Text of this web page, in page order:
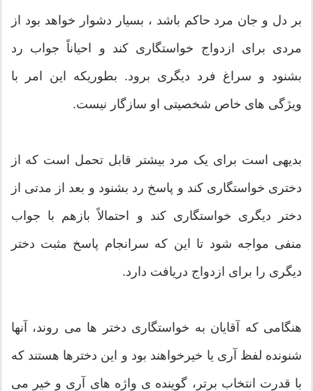
بر دل و جان مرد حاکم باشد ، بسیار دشوار خواهد بود از
مردی برای ازدواج خواستگاری کند و احیاناً جواب رد
بشنود و سراغ فرد دیگری برود. بطوریکه این امر با
ویژگی های خاص شخصیتی او سازگار نیست.
بدیهی است برای یک مرد بیشتر قابل تحمل است که از
دختری خواستگاری کند و پاسخ رد بشنود و بعد از مدتی از
دختر دیگری خواستگاری کند و احتمالاً بازهم با جواب
منفی مواجه شود تا این که سرانجام پاسخ مثبت دختر
دیگری را برای ازدواج دریافت دارد.
هنگامی که آقایان به خواستگاری دختر ها می روند، آنها
شنونده لفظ آری یا خیرخواهند بود و این دخترها هستند که
با قدرت انتخاب برتر، گوینده ی واژه های آری و خیر می